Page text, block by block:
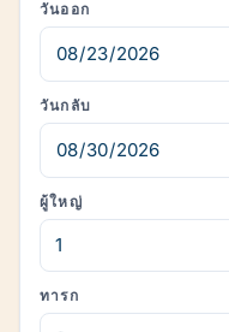
วันออก
วันกลับ
ผู้ใหญ่
ทารก